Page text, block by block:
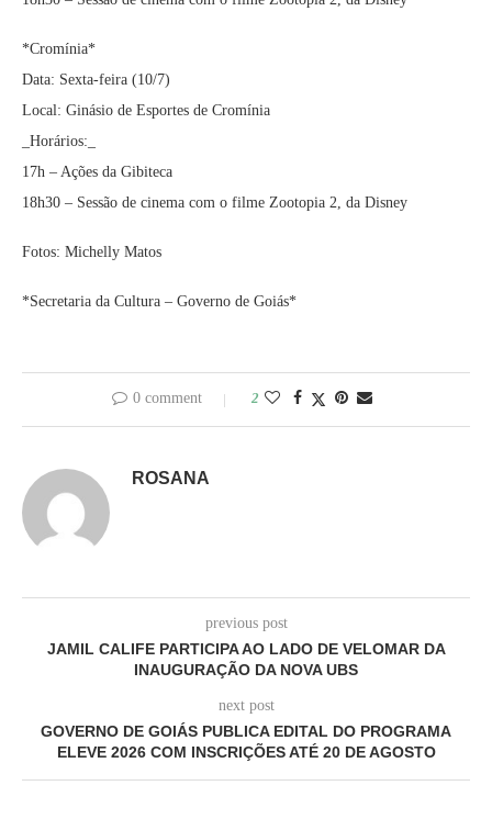
*Cromínia*
Data: Sexta-feira (10/7)
Local: Ginásio de Esportes de Cromínia
_Horários:_
17h – Ações da Gibiteca
18h30 – Sessão de cinema com o filme Zootopia 2, da Disney
Fotos: Michelly Matos
*Secretaria da Cultura – Governo de Goiás*
0 comment 2
ROSANA
previous post
JAMIL CALIFE PARTICIPA AO LADO DE VELOMAR DA
INAUGURAÇÃO DA NOVA UBS
next post
GOVERNO DE GOIÁS PUBLICA EDITAL DO PROGRAMA
ELEVE 2026 COM INSCRIÇÕES ATÉ 20 DE AGOSTO